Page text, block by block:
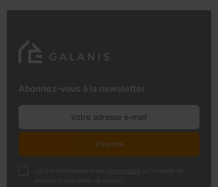
Abonnez-vous à la newsletter
Votre adresse e-mail
S'inscrire
J'ai pris connaissance des informations
et j'accepte de
recevoir la newsletter de Galanis